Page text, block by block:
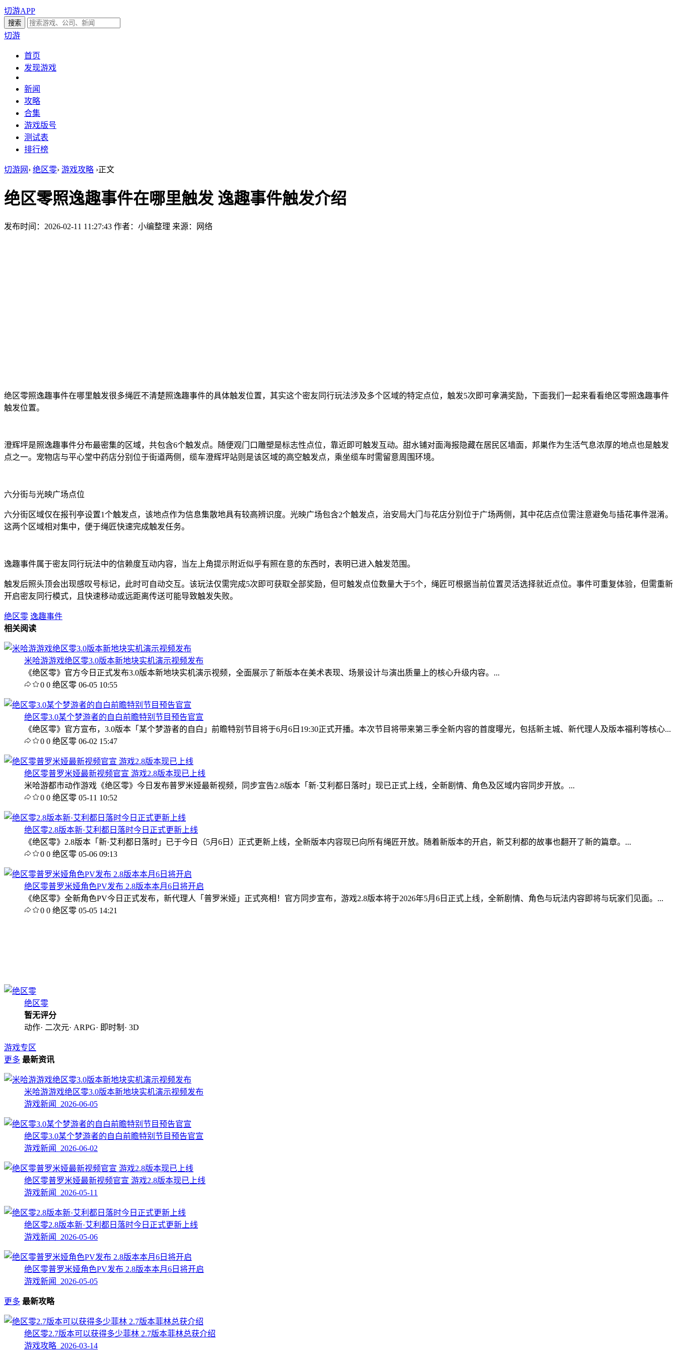
切游APP
切游
首页
发现游戏
新闻
攻略
合集
游戏版号
测试表
排行榜
切游网 › 绝区零› 游戏攻略 ›正文
绝区零照逸趣事件在哪里触发 逸趣事件触发介绍
发布时间：2026-02-11 11:27:43 作者：小编整理 来源：网络
绝区零照逸趣事件在哪里触发很多绳匠不清楚照逸趣事件的具体触发位置，其实这个密友同行玩法涉及多个区域的特定点位，触发5次即可拿满奖励，下面我们一起来看看绝区零照逸趣事件
触发位置。
澄辉坪是照逸趣事件分布最密集的区域，共包含6个触发点。随便观门口雕塑是标志性点位，靠近即可触发互动。甜水铺对面海报隐藏在居民区墙面，邦巣作为生活气息浓厚的地点也是触发
点之一。宠物店与平心堂中药店分别位于街道两侧，缆车澄辉坪站则是该区域的高空触发点，乘坐缆车时需留意周围环境。
六分街与光映广场点位
六分街区域仅在报刊亭设置1个触发点，该地点作为信息集散地具有较高辨识度。光映广场包含2个触发点，治安局大门与花店分别位于广场两侧，其中花店点位需注意避免与插花事件混淆。
这两个区域相对集中，便于绳匠快速完成触发任务。
逸趣事件属于密友同行玩法中的信赖度互动内容，当左上角提示附近似乎有照在意的东西时，表明已进入触发范围。
触发后照头顶会出现感叹号标记，此时可自动交互。该玩法仅需完成5次即可获取全部奖励，但可触发点位数量大于5个，绳匠可根据当前位置灵活选择就近点位。事件可重复体验，但需重新
开启密友同行模式，且快速移动或远距离传送可能导致触发失败。
绝区零 逸趣事件
相关阅读
米哈游游戏绝区零3.0版本新地块实机演示视频发布
《绝区零》官方今日正式发布3.0版本新地块实机演示视频，全面展示了新版本在美术表现、场景设计与演出质量上的核心升级内容。...
0 0 绝区零 06-05 10:55
绝区零3.0某个梦游者的自白前瞻特别节目预告官宣
《绝区零》官方宣布，3.0版本「某个梦游者的自白」前瞻特别节目将于6月6日19:30正式开播。本次节目将带来第三季全新内容的首度曝光，包括新主城、新代理人及版本福利等核心...
0 0 绝区零 06-02 15:47
绝区零普罗米娅最新视频官宣 游戏2.8版本现已上线
米哈游都市动作游戏《绝区零》今日发布普罗米娅最新视频，同步宣告2.8版本「新·艾利都日落时」现已正式上线，全新剧情、角色及区域内容同步开放。...
0 0 绝区零 05-11 10:52
绝区零2.8版本新·艾利都日落时今日正式更新上线
《绝区零》2.8版本「新·艾利都日落时」已于今日（5月6日）正式更新上线，全新版本内容现已向所有绳匠开放。随着新版本的开启，新艾利都的故事也翻开了新的篇章。...
0 0 绝区零 05-06 09:13
绝区零普罗米娅角色PV发布 2.8版本本月6日将开启
《绝区零》全新角色PV今日正式发布，新代理人「普罗米娅」正式亮相！官方同步宣布，游戏2.8版本将于2026年5月6日正式上线，全新剧情、角色与玩法内容即将与玩家们见面。...
0 0 绝区零 05-05 14:21
绝区零
暂无评分
动作· 二次元· ARPG· 即时制· 3D
游戏专区
更多 最新资讯
米哈游游戏绝区零3.0版本新地块实机演示视频发布
游戏新闻 2026-06-05
绝区零3.0某个梦游者的自白前瞻特别节目预告官宣
游戏新闻 2026-06-02
绝区零普罗米娅最新视频官宣 游戏2.8版本现已上线
游戏新闻 2026-05-11
绝区零2.8版本新·艾利都日落时今日正式更新上线
游戏新闻 2026-05-06
绝区零普罗米娅角色PV发布 2.8版本本月6日将开启
游戏新闻 2026-05-05
更多 最新攻略
绝区零2.7版本可以获得多少菲林 2.7版本菲林总获介绍
游戏攻略 2026-03-14